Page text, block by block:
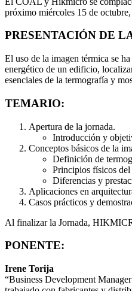
próximo miércoles 15 de
PRESENTACIÓN DE
El uso de la imagen térmica se
energético de un edificio,
esenciales de la termografía y
TEMARIO:
Apertura de la jornada.
Introducción y
Conceptos básicos de la
Definición de
Principios físicos
Diferencias y
Aplicaciones en
Casos prácticos y
Al finalizar la Jornada,
PONENTE:
Irene Torija
“Business Development